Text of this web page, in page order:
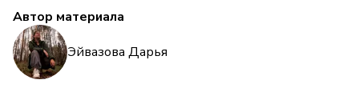
Автор материала
Эйвазова Дарья